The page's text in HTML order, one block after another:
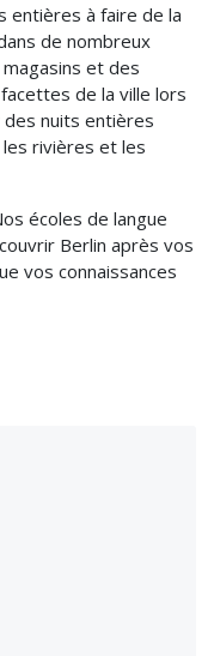
entières à faire de la
de nombreux
et des
de la ville lors
nuits entières
rivières et les
écoles de langue
Berlin après vos
vos connaissances